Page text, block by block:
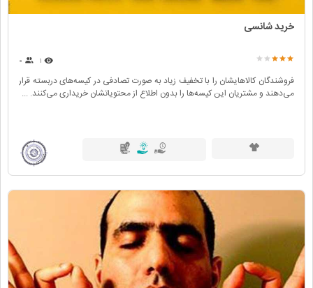
خرید شانسی
۱
فروشندگان کالاهایشان را با تخفیف زیاد به صورت تصادفی در کیسه‌های دربسته قرار
می‌دهند و مشتریان این کیسه‌ها را بدون اطلاع از محتویاتشان خریداری می‌کنند. ...